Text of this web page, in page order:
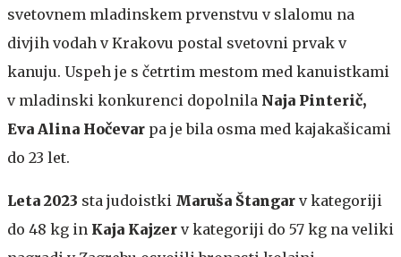
svetovnem mladinskem prvenstvu v slalomu na
divjih vodah v Krakovu postal svetovni prvak v
kanuju. Uspeh je s četrtim mestom med kanuistkami
v mladinski konkurenci dopolnila Naja Pinterič,
Eva Alina Hočevar pa je bila osma med kajakašicami
do 23 let.
Leta 2023 sta judoistki Maruša Štangar v kategoriji
do 48 kg in Kaja Kajzer v kategoriji do 57 kg na veliki